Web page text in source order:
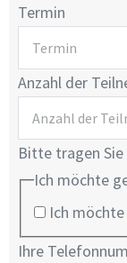
Termin
Anzahl der
Bitte tragen
Ich möchte
Ich
Ihre